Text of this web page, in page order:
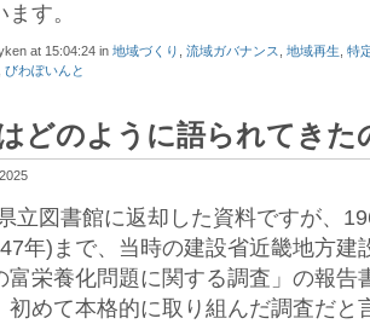
す。
at 15:04:24 in 地域づくり , 流域ガバナンス, 地域再生, 特
びわぽいんと
どのように語られてき
立図書館に返却した資料ですが、
年)まで、当時の建設省近畿地方建
富栄養化問題に関する調査」の報告
初めて本格的に取り組んだ調査だと